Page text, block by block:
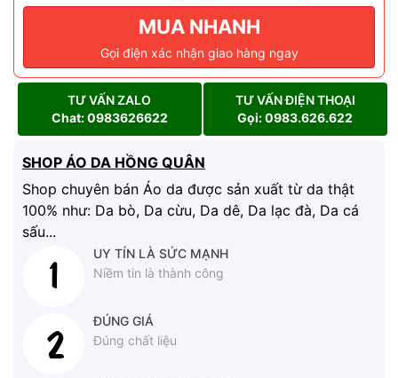
MUA NHANH
Gọi điện xác nhận giao hàng ngay
TƯ VẤN ZALO
Chat: 0983626622
TƯ VẤN ĐIỆN THOẠI
Gọi: 0983.626.622
SHOP ÁO DA HỒNG QUÂN
Shop chuyên bán Áo da được sản xuất từ da thật
100% như: Da bò, Da cừu, Da dê, Da lạc đà, Da cá
sấu...
UY TÍN LÀ SỨC MẠNH
Niềm tin là thành công
ĐÚNG GIÁ
Đúng chất liệu